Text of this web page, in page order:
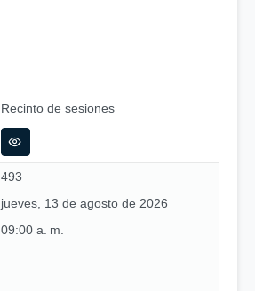
Recinto de sesiones
493
jueves, 13 de agosto de 2026
09:00 a. m.